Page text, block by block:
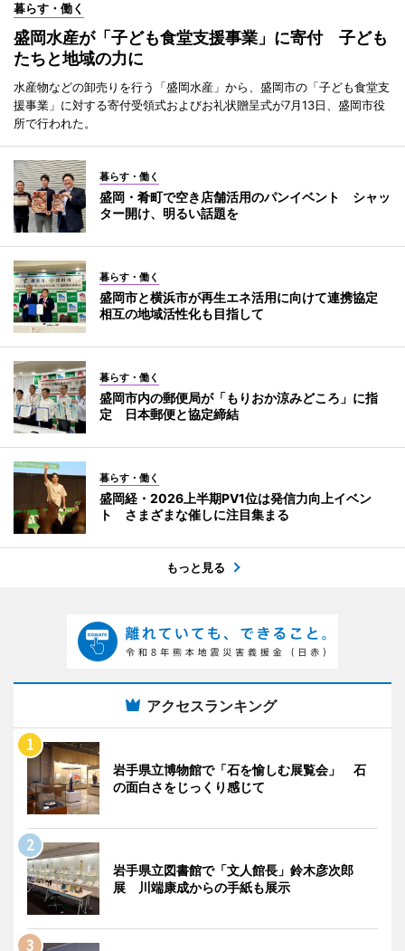
暮らす・働く
盛岡水産が「子ども食堂支援事業」に寄付 子ども
たちと地域の力に
水産物などの卸売りを行う「盛岡水産」から、盛岡市の「子ども食堂支
援事業」に対する寄付受領式およびお礼状贈呈式が7月13日、盛岡市役
所で行われた。
暮らす・働く
盛岡・肴町で空き店舗活用のパンイベント シャッ
ター開け、明るい話題を
暮らす・働く
盛岡市と横浜市が再生エネ活用に向けて連携協定
相互の地域活性化も目指して
暮らす・働く
盛岡市内の郵便局が「もりおか涼みどころ」に指
定 日本郵便と協定締結
暮らす・働く
盛岡経・2026上半期PV1位は発信力向上イベン
ト さまざまな催しに注目集まる
もっと見る
アクセスランキング
岩手県立博物館で「石を愉しむ展覧会」 石
の面白さをじっくり感じて
岩手県立図書館で「文人館長」鈴木彦次郎
展 川端康成からの手紙も展示